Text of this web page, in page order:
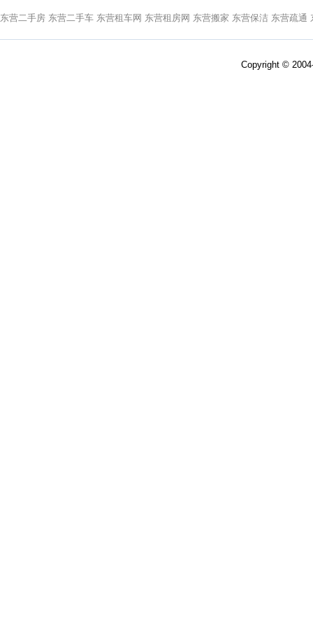
东营二手房 东营二手车 东营租车网 东营租房网 东营搬家 东营保洁 东营疏通
Copyright ©